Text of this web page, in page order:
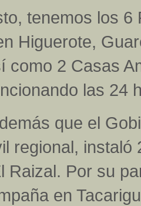
tenemos los
Higuerote,
como 2 Casas
las 24
que el
regional,
Raizal. Por su
en